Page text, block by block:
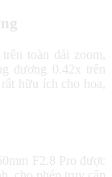
toàn dải zoom,
đương 0.42x trên
hữu ích cho hoa,
F2.8 Pro được